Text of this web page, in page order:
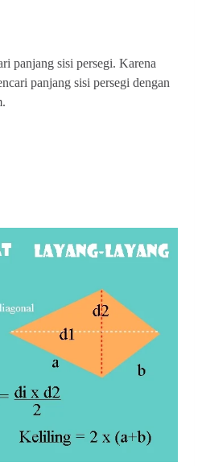
panjang sisi persegi. Karena
panjang sisi persegi dengan